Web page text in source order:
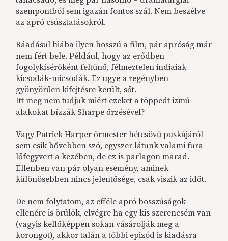
szempontból sem igazán fontos szál. Nem beszélve
az apró csúsztatásokról.
Ráadásul hiába ilyen hosszú a film, pár apróság már
nem fért bele. Például, hogy az erődben
fogolykísérőként feltűnő, félmeztelen indiaiak
kicsodák-micsodák. Ez ugye a regényben
gyönyörűen kifejtésre került, sőt.
Itt meg nem tudjuk miért ezeket a töppedt izmú
alakokat bízzák Sharpe őrzésével?
Vagy Patrick Harper őrmester hétcsövű puskájáról
sem esik bővebben szó, egyszer látunk valami fura
lőfegyvert a kezében, de ez is parlagon marad.
Ellenben van pár olyan esemény, aminek
különösebben nincs jelentősége, csak viszik az időt.
De nem folytatom, az efféle apró bosszúságok
ellenére is örülök, elvégre ha egy kis szerencsém van
(vagyis kellőképpen sokan vásárolják meg a
korongot), akkor talán a többi epizód is kiadásra